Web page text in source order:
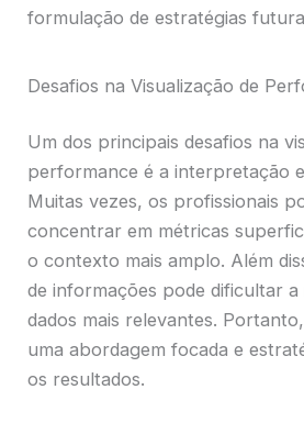
formulação de estratégias
Desafios na Visualização de
Um dos principais desafios na
performance é a interpretação
Muitas vezes, os profissionais
concentrar em métricas
o contexto mais amplo. Além
de informações pode dificultar a
dados mais relevantes.
uma abordagem focada e
os resultados.